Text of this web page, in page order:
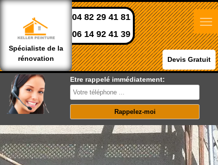
Spécialiste de la
rénovation
04 82 29 41 81
06 14 92 41 39
Devis Gratuit
Etre rappelé immédiatement: